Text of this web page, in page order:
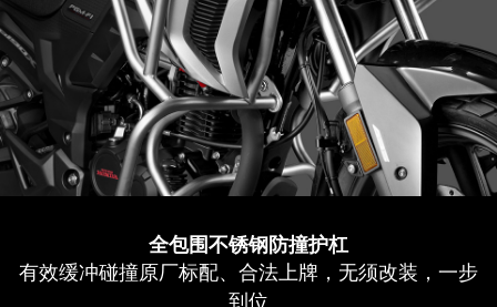
全包围不锈钢防撞护杠
有效缓冲碰撞原厂标配、合法上牌，无须改装，一步
到位